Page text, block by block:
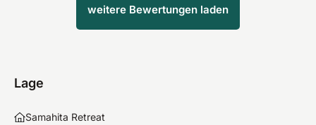
weitere Bewertungen laden
Lage
Samahita Retreat